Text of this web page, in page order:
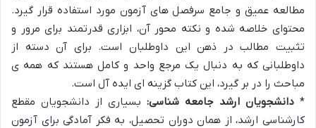
مطالعه عمیق و جامع سرفصل های آزمون مورد استفاده قرار گیرد.
محتوای خلاصه شده و نکته محور آن، ابزاری قدرتمند برای مرور و
تثبیت مطالب در ذهن این داوطلبان است. برای آن دسته از
داوطلبانی که به دنبال یک مرجع واحد و کامل هستند که همه ی
مباحث را در بر گیرد، این کتاب گزینه ای ایده آل است.
* دانشجویان ارشد جامعه شناسی: بسیاری از دانشجویان مقطع
کارشناسی ارشد، از همان دوران تحصیل، به فکر آمادگی برای آزمون